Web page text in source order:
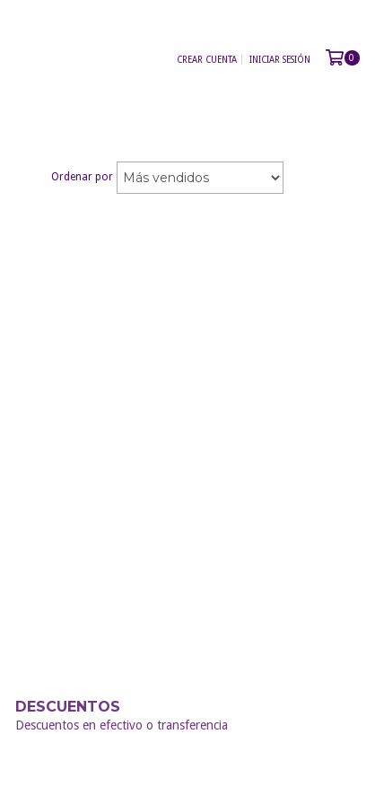
CREAR CUENTA INICIAR SESIÓN 0
Ordenar por
DESCUENTOS
Descuentos en efectivo o transferencia